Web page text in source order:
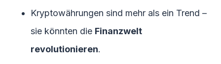
Kryptowährungen sind mehr als ein Trend –
sie könnten die Finanzwelt
revolutionieren.